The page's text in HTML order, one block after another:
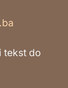
tekst do